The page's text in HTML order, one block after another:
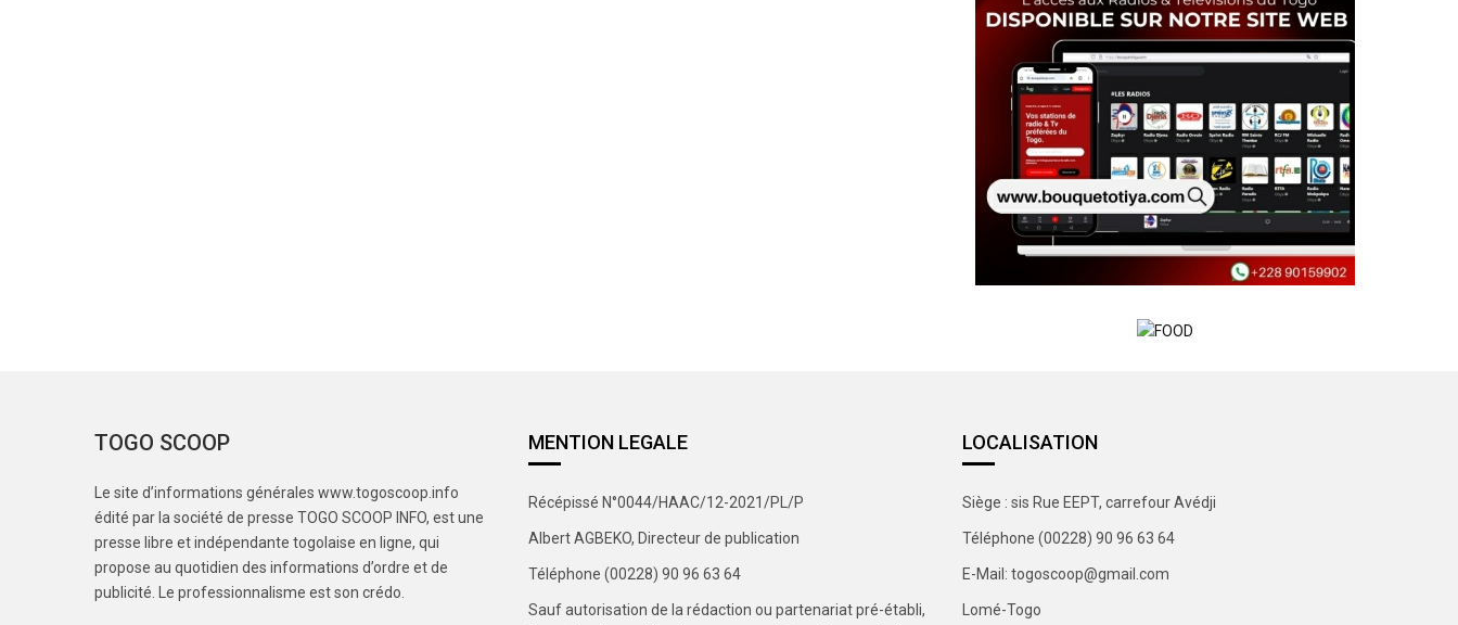
TOGO SCOOP
Le site d’informations générales www.togoscoop.info
édité par la société de presse TOGO SCOOP INFO, est une
presse libre et indépendante togolaise en ligne, qui
propose au quotidien des informations d’ordre et de
publicité. Le professionnalisme est son crédo.
MENTION LEGALE
Récépissé N°0044/HAAC/12-2021/PL/P
Albert AGBEKO, Directeur de publication
Téléphone (00228) 90 96 63 64
Sauf autorisation de la rédaction ou partenariat pré-établi,
LOCALISATION
Siège : sis Rue EEPT, carrefour Avédji
Téléphone (00228) 90 96 63 64
E-Mail: togoscoop@gmail.com
Lomé-Togo